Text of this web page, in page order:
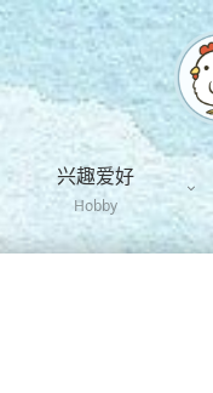
兴趣爱好
Hobby